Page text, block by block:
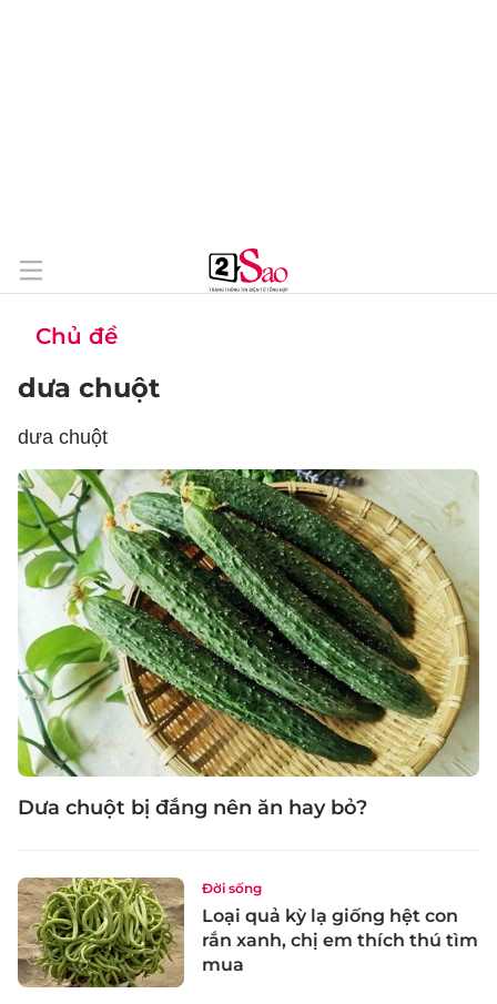
Chủ đề
dưa chuột
dưa chuột
Dưa chuột bị đắng nên ăn hay bỏ?
Đời sống
Loại quả kỳ lạ giống hệt con
rắn xanh, chị em thích thú tìm
mua